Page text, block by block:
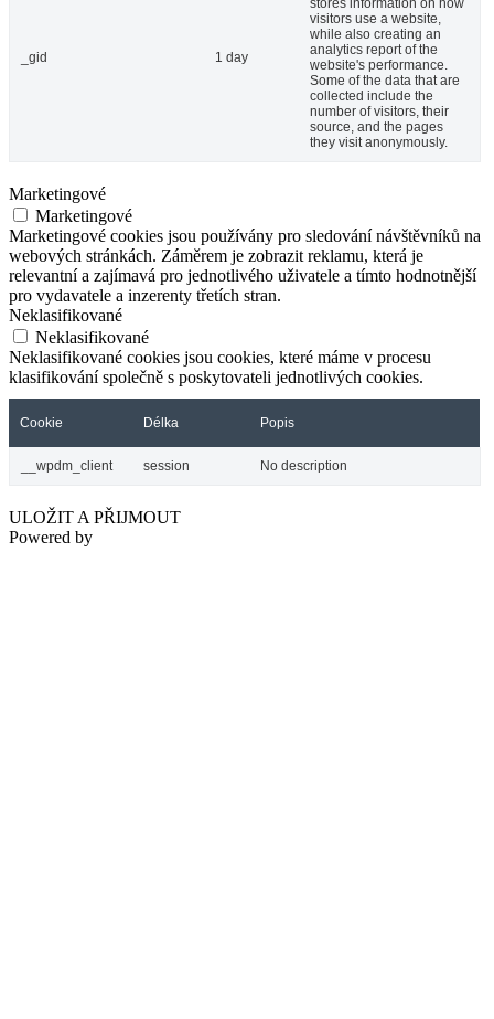
_gid 1 day
stores information on how
visitors use a website,
while also creating an
analytics report of the
website's performance.
Some of the data that are
collected include the
number of visitors, their
source, and the pages
they visit anonymously.
Marketingové
Marketingové
Marketingové cookies jsou používány pro sledování návštěvníků na
webových stránkách. Záměrem je zobrazit reklamu, která je
relevantní a zajímavá pro jednotlivého uživatele a tímto hodnotnější
pro vydavatele a inzerenty třetích stran.
Neklasifikované
Neklasifikované
Neklasifikované cookies jsou cookies, které máme v procesu
klasifikování společně s poskytovateli jednotlivých cookies.
Cookie Délka Popis
__wpdm_client session No description
ULOŽIT A PŘIJMOUT
Powered by